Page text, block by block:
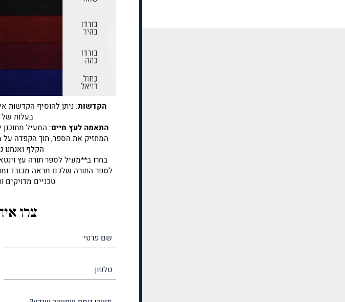
הקדשות: ניתן להוסיף הקדשות
בעלות של 3 ₪
התאמה לעץ חיים: המעיל
המחזיק את הספר, תוך הקפדה על
הקלף
בחרו ב**מעיל לספר תורה עץ
לספר התורה שלכם מראה מכובד
טכניים מדויקים
צרו